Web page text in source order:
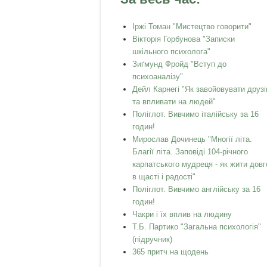
Іржі Томан "Мистецтво говорити"
Вікторія Горбунова "Записки
шкільного психолога"
Зиґмунд Фройд "Вступ до
психоаналізу"
Дейл Карнегі "Як завойовувати
та впливати на людей"
Поліглот. Вивчимо італійську за 16
годин!
Мирослав Дочинець "Многії літа.
Благії літа. Заповіді 104-річного
карпатського мудреця - як жити
в щасті і радості"
Поліглот. Вивчимо англійську за 16
годин!
Чакри і їх вплив на людину
Т.Б. Партико "Загальна психологія"
(підручник)
365 притч на щодень